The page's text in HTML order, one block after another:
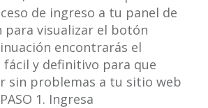
de ingreso a tu panel de
para visualizar el botón
encontrarás el
y definitivo para que
sin problemas a tu sitio web
1. Ingresa